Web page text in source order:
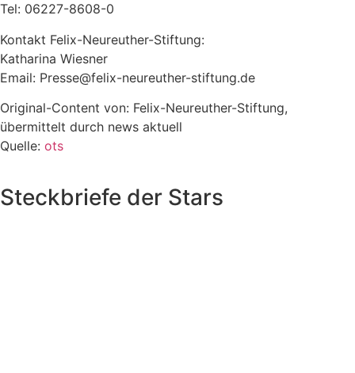
Tel: 06227-8608-0
Kontakt Felix-Neureuther-Stiftung:
Katharina Wiesner
Email: Presse@felix-neureuther-stiftung.de
Original-Content von: Felix-Neureuther-Stiftung,
übermittelt durch news aktuell
Quelle: ots
Steckbriefe der Stars